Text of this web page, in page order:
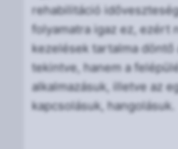
rehabilitáció
folyamatra igaz ez, ezért
kezelések tartalma
tekintve, hanem a
alkalmazásuk, illetve az
kapcsolásuk, hangolásuk.